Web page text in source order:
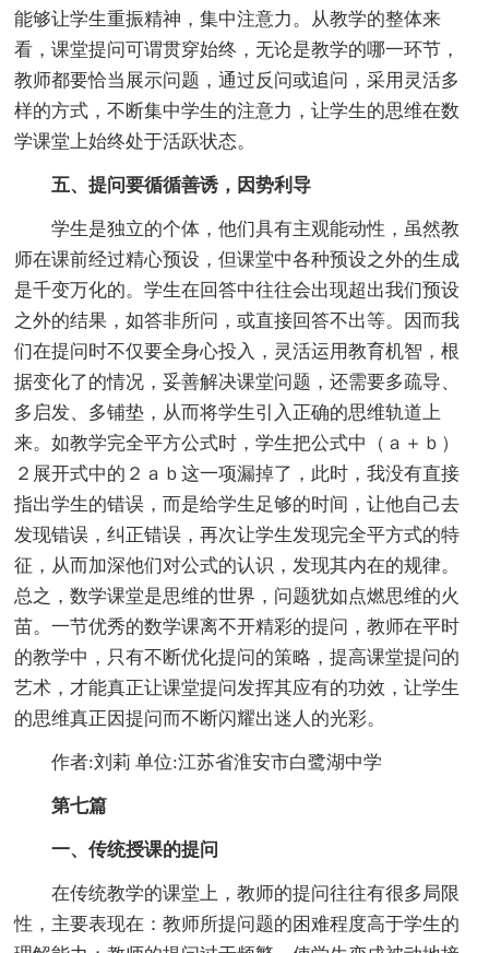
能够让学生重振精神，集中注意力。从教学的整体来
看，课堂提问可谓贯穿始终，无论是教学的哪一环节，
教师都要恰当展示问题，通过反问或追问，采用灵活多
样的方式，不断集中学生的注意力，让学生的思维在数
学课堂上始终处于活跃状态。
五、提问要循循善诱，因势利导
学生是独立的个体，他们具有主观能动性，虽然教
师在课前经过精心预设，但课堂中各种预设之外的生成
是千变万化的。学生在回答中往往会出现超出我们预设
之外的结果，如答非所问，或直接回答不出等。因而我
们在提问时不仅要全身心投入，灵活运用教育机智，根
据变化了的情况，妥善解决课堂问题，还需要多疏导、
多启发、多铺垫，从而将学生引入正确的思维轨道上
来。如教学完全平方公式时，学生把公式中（ａ＋ｂ）
２展开式中的２ａｂ这一项漏掉了，此时，我没有直接
指出学生的错误，而是给学生足够的时间，让他自己去
发现错误，纠正错误，再次让学生发现完全平方式的特
征，从而加深他们对公式的认识，发现其内在的规律。
总之，数学课堂是思维的世界，问题犹如点燃思维的火
苗。一节优秀的数学课离不开精彩的提问，教师在平时
的教学中，只有不断优化提问的策略，提高课堂提问的
艺术，才能真正让课堂提问发挥其应有的功效，让学生
的思维真正因提问而不断闪耀出迷人的光彩。
作者:刘莉 单位:江苏省淮安市白鹭湖中学
第七篇
一、传统授课的提问
在传统教学的课堂上，教师的提问往往有很多局限
性，主要表现在：教师所提问题的困难程度高于学生的